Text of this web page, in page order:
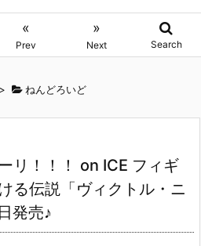
«
Prev
»
Next Search
> ねんどろいど
リ！！！ on ICE フィギ
る伝説「ヴィクトル・ニ
発売♪